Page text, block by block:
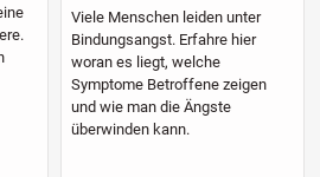
Viele Menschen leiden unter
Bindungsangst. Erfahre hier
woran es liegt, welche
Symptome Betroffene zeigen
und wie man die Ängste
überwinden kann.